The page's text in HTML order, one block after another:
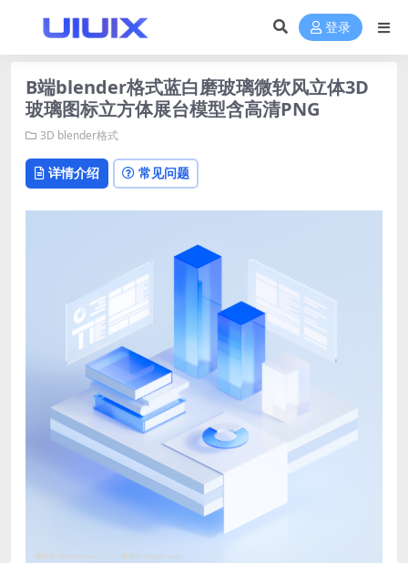
登录
B端blender格式蓝白磨玻璃微软风立体3D
玻璃图标立方体展台模型含高清PNG
3D blender格式
详情介绍 常见问题